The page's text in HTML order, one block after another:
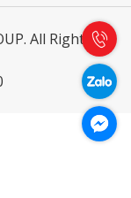
All Rights